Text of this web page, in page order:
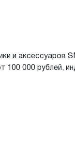
и аксессуаров
100 000 рублей,